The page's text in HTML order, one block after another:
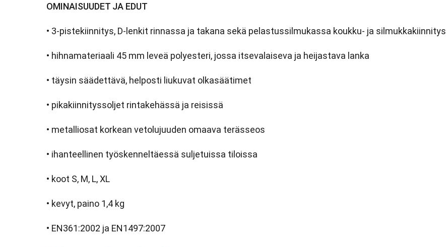
OMINAISUUDET JA EDUT
• 3-pistekiinnitys, D-lenkit rinnassa ja takana sekä pelastussilmukassa koukku- ja silmukkakiinnitys
• hihnamateriaali 45 mm leveä polyesteri, jossa itsevalaiseva ja heijastava lanka
• täysin säädettävä, helposti liukuvat olkasäätimet
• pikakiinnityssoljet rintakehässä ja reisissä
• metalliosat korkean vetolujuuden omaava terässeos
• ihanteellinen työskenneltäessä suljetuissa tiloissa
• koot S, M, L, XL
• kevyt, paino 1,4 kg
• EN361:2002 ja EN1497:2007